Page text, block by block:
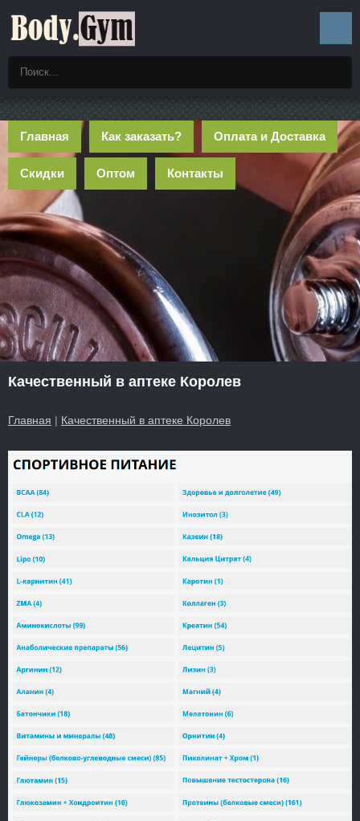
Главная Как заказать? Оплата и Доставка
Скидки Оптом Контакты
Качественный в аптеке Королев
Главная | Качественный в аптеке Королев